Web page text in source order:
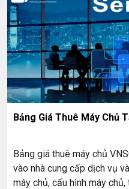
Bảng Giá Thuê Máy Chủ
Bảng giá thuê máy chủ
vào nhà cung cấp dịch vụ
máy chủ, cấu hình máy